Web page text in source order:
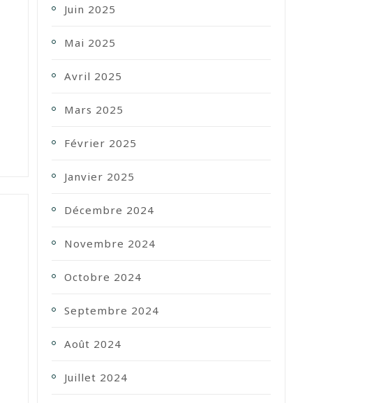
Juin 2025
Mai 2025
Avril 2025
Mars 2025
Février 2025
Janvier 2025
Décembre 2024
Novembre 2024
Octobre 2024
Septembre 2024
Août 2024
Juillet 2024